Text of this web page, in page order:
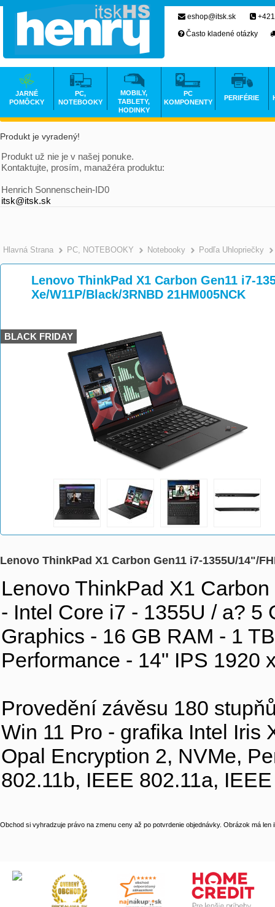
Produkt je vyradený!
Produkt už nie je v našej ponuke.
Kontaktujte, prosím, manažéra produktu:
Henrich Sonnenschein-ID0
itsk@itsk.sk
Hlavná Strana >
PC, NOTEBOOKY >
Notebooky >
Podľa Uhlopriečky
Lenovo ThinkPad X1 Carbon Gen11 i7-
Xe/W11P/Black/3RNBD 21HM005NCK
BLACK FRIDAY
Lenovo ThinkPad X1 Carbon Gen11 i7-1355U/14"/
Lenovo ThinkPad X1
- Intel Core i7 - 1355U / a? 5
Graphics - 16 GB RAM - 1
Performance - 14" IPS 1920
Provedění závěsu 180
Win 11 Pro - grafika Intel Iris
Opal Encryption 2, NVMe,
802.11b, IEEE 802.11a,
Obchod si vyhradzuje právo na zmenu ceny až po potvrdenie objednávky. Obrázok má len
eshop@itsk.sk
Často kladené otázky
JARNÉ
POMÔCKY
PC,
NOTEBOOKY
MOBILY,
TABLETY,
HODINKY
PC
KOMPONENTY
PERIFÉRIE